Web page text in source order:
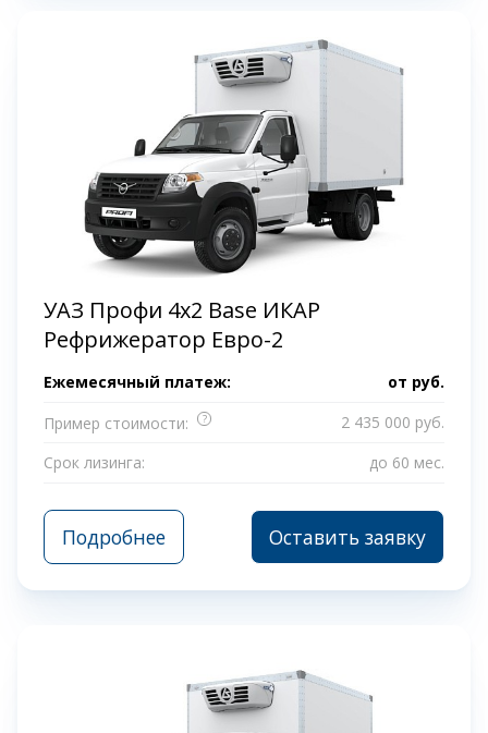
УАЗ Профи 4x2 Base ИКАР
Рефрижератор Евро-2
Ежемесячный платеж: от руб.
Пример стоимости:
?
2 435 000 руб.
Срок лизинга:
до 60 мес.
Подробнее Оставить заявку